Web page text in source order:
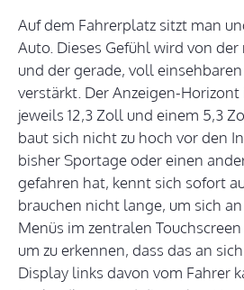
Auf dem Fahrerplatz sitzt man
Auto. Dieses Gefühl wird von
und der gerade, voll
verstärkt. Der Anzeigen-Horizont
jeweils 12,3 Zoll und einem 5,3
baut sich nicht zu hoch vor den
bisher Sportage oder einen
gefahren hat, kennt sich sofort
brauchen nicht lange, um sich
Menüs im zentralen
um zu erkennen, dass das an
Display links davon vom Fahrer